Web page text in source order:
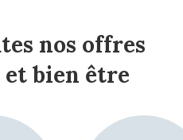
nos offres
et bien être